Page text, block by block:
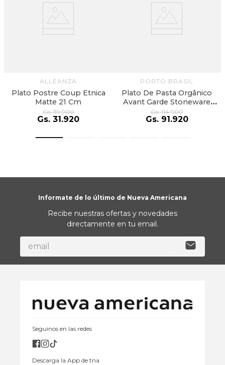
ALLEANZA
Plato Postre Coup Etnica
Matte 21 Cm
Gs. 39.900
Gs. 31 .920
PORTO BRASIL
Plato De Pasta Orgânico
Avant Garde Stoneware
Ø28X6.5Cm 450Ml Oceano
Gs. 114.900
Gs. 91 .920
Informate de lo último de Nueva Americana
Recibe nuestras ofertas y novedades
directamente en tu email.
Seguinos en las redes
Descarga la App de tna